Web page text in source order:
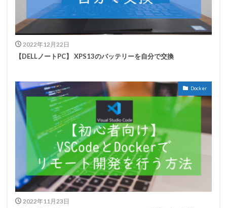
2022年12月22日
【DELLノートPC】 XPS13のバッテリーを自分で交換
Docker
2022年11月23日